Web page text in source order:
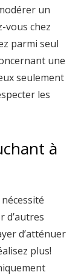
un
vous chez
parmi seul
une
seulement
les
à
d’autres
d’atténuer
plus!